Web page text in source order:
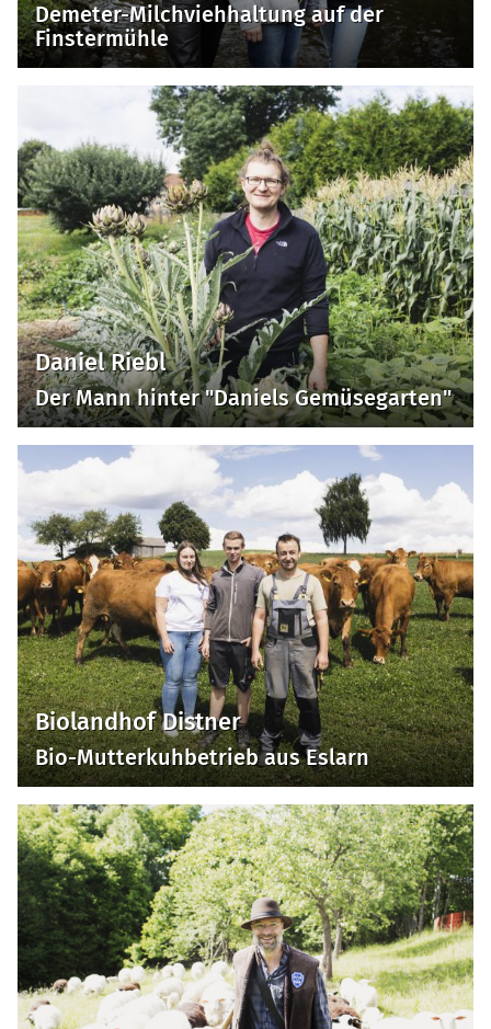
Demeter-Milchviehhaltung auf der
Finstermühle
Daniel Riebl
Der Mann hinter "Daniels Gemüsegarten"
Biolandhof Distner
Bio-Mutterkuhbetrieb aus Eslarn